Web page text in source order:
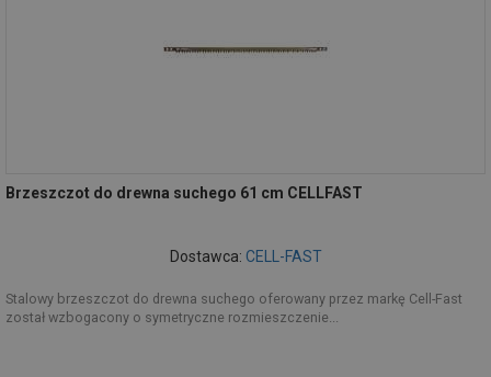
Brzeszczot do drewna suchego 61 cm CELLFAST
Dostawca: CELL-FAST
Stalowy brzeszczot do drewna suchego oferowany przez markę Cell-Fast
został wzbogacony o symetryczne rozmieszczenie...